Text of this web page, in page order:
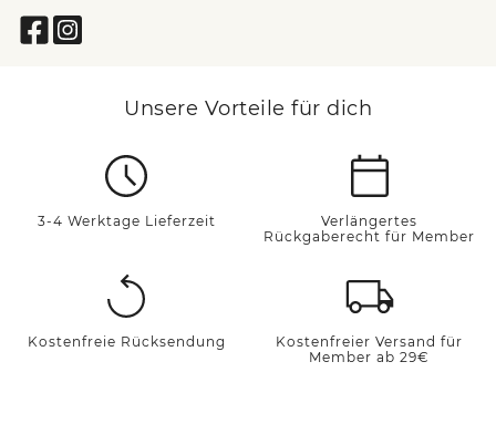
Unsere Vorteile für dich
3-4 Werktage Lieferzeit
Verlängertes
Rückgaberecht für Member
Kostenfreie Rücksendung
Kostenfreier Versand für
Member ab 29€